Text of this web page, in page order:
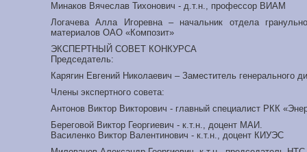
Минаков Вячеслав Тихонович - д.т.н., профессор ВИАМ
Логачева Алла Игоревна – начальник отдела
материалов ОАО «Композит»
ЭКСПЕРТНЫЙ СОВЕТ КОНКУРСА
Председатель:
Карягин Евгений Николаевич – Заместитель
Члены экспертного совета:
Антонов Виктор Викторович - главный специалист РКК
Береговой Виктор Георгиевич - к.т.н., доцент МАИ.
Василенко Виктор Валентинович - к.т.н., доцент КИУЭС